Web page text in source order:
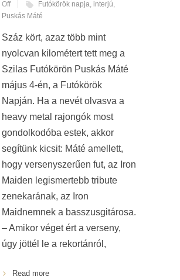
Off
Futókörök napja, interjú,
Puskás Máté
Száz kört, azaz több mint
nyolcvan kilométert tett meg a
Szilas Futókörön Puskás Máté
május 4-én, a Futókörök
Napján. Ha a nevét olvasva a
heavy metal rajongók most
gondolkodóba estek, akkor
segítünk kicsit: Máté amellett,
hogy versenyszerűen fut, az Iron
Maiden legismertebb tribute
zenekarának, az Iron
Maidnemnek a basszusgitárosa.
– Amikor véget ért a verseny,
úgy jöttél le a rekortánról,
Read more